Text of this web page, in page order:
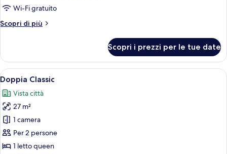
Wi-Fi gratuito
Scopri di più
Altri
Superior
Scopri i prezzi per le tue date
Apri
tutte
le
foto
per
Doppia
Classic
Una cassaforte in camera, Wi-Fi
5
Doppia Classic
Vista città
27 m²
1 camera
Per 2 persone
1 letto queen